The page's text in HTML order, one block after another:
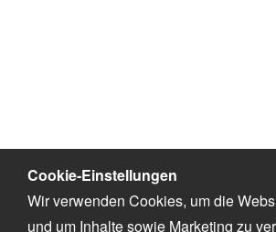
Cookie-Einstellungen
Wir verwenden Cookies, um die
und um Inhalte sowie Marketing zu